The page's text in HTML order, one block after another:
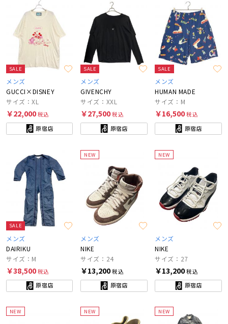
SALE
メンズ
GUCCI×DISNEY
サイズ：XL
￥22,000税込
原宿店
SALE
メンズ
GIVENCHY
サイズ：XXL
￥27,500税込
原宿店
SALE
メンズ
HUMAN MADE
サイズ：M
￥16,500税込
原宿店
SALE
メンズ
DAIRIKU
サイズ：M
￥38,500税込
原宿店
NEW
メンズ
NIKE
サイズ：24
￥13,200税込
原宿店
NEW
メンズ
NIKE
サイズ：27
￥13,200税込
原宿店
NEW NEW NEW